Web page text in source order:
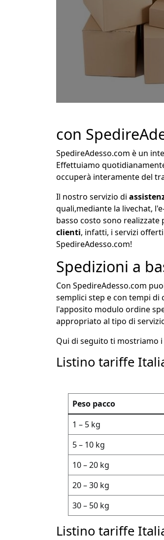
con
SpedireAdesso.com è un
Effettuiamo
occuperà interamente del
Il nostro servizio di
quali,mediante la livechat,
basso costo sono
clienti, infatti, i servizi
SpedireAdesso.com!
Spedizioni a
Con SpedireAdesso.com
semplici step e con tempi di
l'apposito modulo ordine
appropriato al tipo di
Qui di seguito ti mostriamo
Listino tariffe
Peso pacco
1 – 5 kg
5 – 10 kg
10 – 20 kg
20 – 30 kg
30 – 50 kg
Listino tariffe